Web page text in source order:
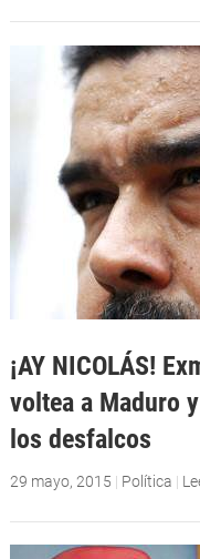
¡AY NICOLÁS!
voltea a Maduro
los desfalcos
29 mayo, 2015 | Política |